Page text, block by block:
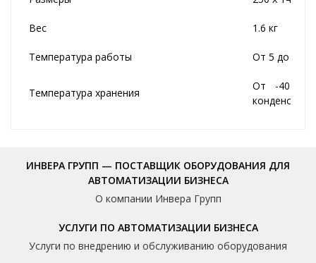
Вес 1.6 кг
Температура работы От 5 до 50℃,
Температура хранения
От -40 до
конденсации
ИНВЕРА ГРУПП — ПОСТАВЩИК ОБОРУДОВАНИЯ ДЛЯ
АВТОМАТИЗАЦИИ БИЗНЕСА
О компании Инвера Групп
УСЛУГИ ПО АВТОМАТИЗАЦИИ БИЗНЕСА
Услуги по внедрению и обслуживанию оборудования